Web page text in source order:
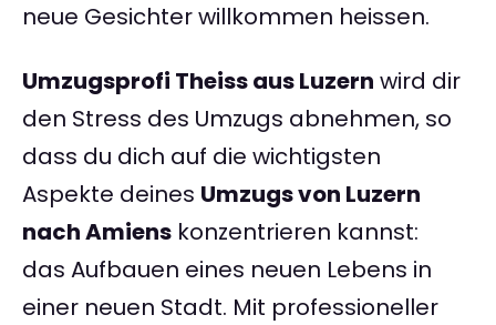
neue Gesichter willkommen heissen.
Umzugsprofi Theiss aus Luzern wird dir
den Stress des Umzugs abnehmen, so
dass du dich auf die wichtigsten
Aspekte deines Umzugs von Luzern
nach Amiens konzentrieren kannst:
das Aufbauen eines neuen Lebens in
einer neuen Stadt. Mit professioneller